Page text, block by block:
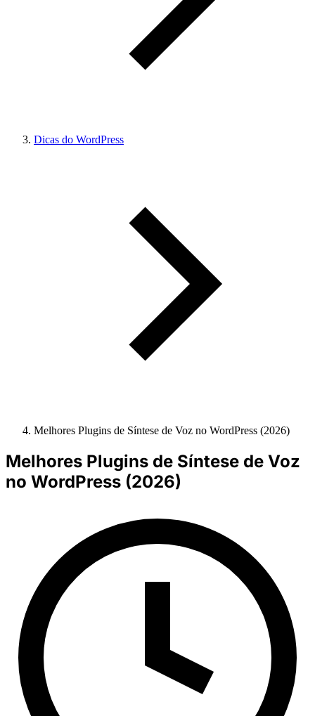
Dicas do WordPress
Melhores Plugins de Síntese de Voz no WordPress (2026)
Melhores Plugins de Síntese de Voz
no WordPress (2026)